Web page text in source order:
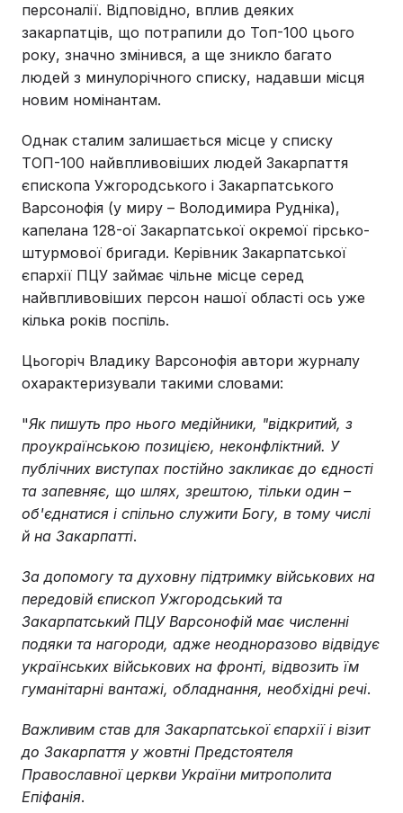
персоналії. Відповідно, вплив деяких
закарпатців, що потрапили до Топ-100 цього
року, значно змінився, а ще зникло багато
людей з минулорічного списку, надавши місця
новим номінантам.
Однак сталим залишається місце у списку
ТОП-100 найвпливовіших людей Закарпаття
єпископа Ужгородського і Закарпатського
Варсонофія (у миру – Володимира Рудніка),
капелана 128-ої Закарпатської окремої гірсько-
штурмової бригади. Керівник Закарпатської
єпархії ПЦУ займає чільне місце серед
найвпливовіших персон нашої області ось уже
кілька років поспіль.
Цьогоріч Владику Варсонофія автори журналу
охарактеризували такими словами:
"Як пишуть про нього медійники, "відкритий, з
проукраїнською позицією, неконфліктний. У
публічних виступах постійно закликає до єдності
та запевняє, що шлях, зрештою, тільки один –
об'єднатися і спільно служити Богу, в тому числі
й на Закарпатті.
За допомогу та духовну підтримку військових на
передовій єпископ Ужгородський та
Закарпатський ПЦУ Варсонофій має численні
подяки та нагороди, адже неодноразово відвідує
українських військових на фронті, відвозить їм
гуманітарні вантажі, обладнання, необхідні речі.
Важливим став для Закарпатської єпархії і візит
до Закарпаття у жовтні Предстоятеля
Православної церкви України митрополита
Епіфанія.